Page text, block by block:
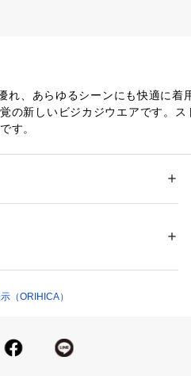
れ、あらゆるシーンにも快適に着
の新しいビジカジウエアです。
す。
リウレタン10%
（ORIHICA）